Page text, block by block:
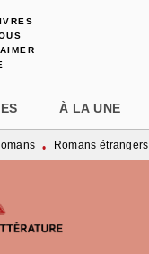
À LA UNE
• Romans étrangers